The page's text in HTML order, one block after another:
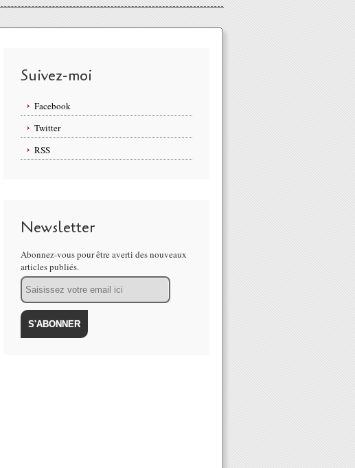
Suivez-moi
Facebook
Twitter
RSS
Newsletter
Abonnez-vous pour être averti des nouveaux
articles publiés.
Email